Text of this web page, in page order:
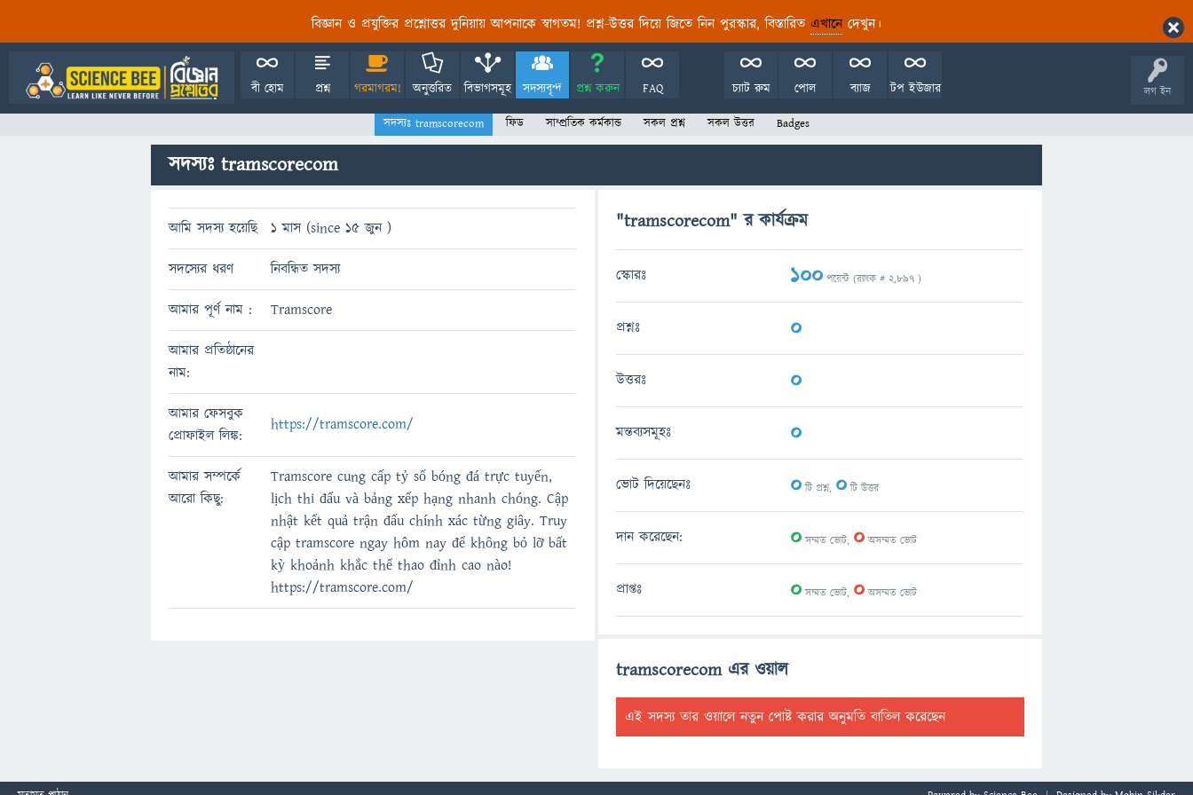
বিজ্ঞান ও প্রযুক্তির প্রশ্নোত্তর দুনিয়ায় আপনাকে স্বাগতম! প্রশ্ন-উত্তর দিয়ে জিতে নিন পুরস্কার, বিস্তারিত এখানেদেখুন।
লগ ইন
বী হোম প্রশ্ন গরমাগরম! অনুত্তরিত বিভাগসমূহ সদস্যবৃন্দ প্রশ্ন করুন FAQ টপ ইউজার
ব্যাজ
পোল
চ্যাট রুম
সদস্যঃ tramscorecom ফিড সাম্প্রতিক কর্মকান্ড সকল প্রশ্ন সকল উত্তর Badges
সদস্যঃ tramscorecom
আমি সদস্য হয়েছি 1 মাস (since 15 জুন )
সদস্যের ধরণ নিবন্ধিত সদস্য
আমার পূর্ণ নাম : Tramscore
আমার প্রতিষ্ঠানের
নাম:
আমার ফেসবুক
প্রোফাইল লিঙ্ক:
https://tramscore.com/
আমার সম্পর্কে
আরো কিছু:
Tramscore cung cấp tỷ số bóng đá trực tuyến,
lịch thi đấu và bảng xếp hạng nhanh chóng. Cập
nhật kết quả trận đấu chính xác từng giây. Truy
cập tramscore ngay hôm nay để không bỏ lỡ bất
kỳ khoảnh khắc thể thao đỉnh cao nào!
https://tramscore.com/
"tramscorecom" র কার্যক্রম
স্কোরঃ 100 পয়েন্ট (র‌্যাংক #2,897 )
প্রশ্নঃ 0
উত্তরঃ 0
মন্তব্যসমূহঃ 0
ভোট দিয়েছেনঃ 0টি প্রশ্ন, 0টি উত্তর
দান করেছেন: 0সম্মত ভোট, 0অসম্মত ভোট
প্রাপ্তঃ 0সম্মত ভোট, 0অসম্মত ভোট
tramscorecom এর ওয়াল
এই সদস্য তার ওয়ালে নতুন পোষ্ট করার অনুমতি বাতিল করেছেন